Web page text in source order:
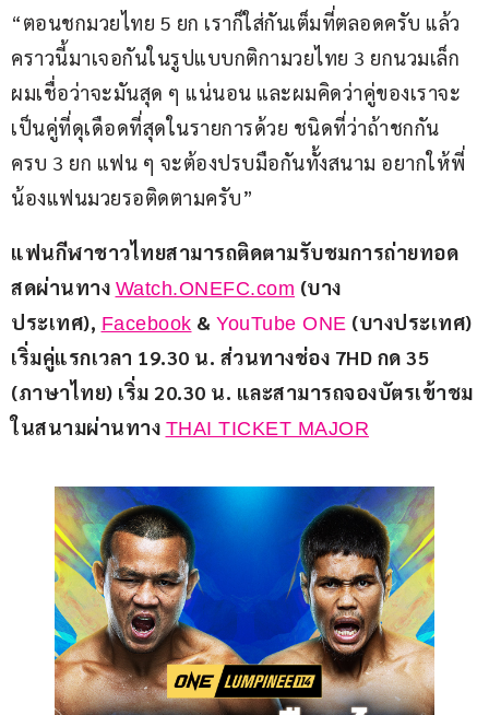
“ตอนชกมวยไทย 5 ยก เราก็ใส่กันเต็มที่ตลอดครับ แล้ว
คราวนี้มาเจอกันในรูปแบบกติกามวยไทย 3 ยกนวมเล็ก
ผมเชื่อว่าจะมันสุด ๆ แน่นอน และผมคิดว่าคู่ของเราจะ
เป็นคู่ที่ดุเดือดที่สุดในรายการด้วย ชนิดที่ว่าถ้าชกกัน
ครบ 3 ยก แฟน ๆ จะต้องปรบมือกันทั้งสนาม อยากให้พี่
น้องแฟนมวยรอติดตามครับ”
แฟนกีฬาชาวไทยสามารถติดตามรับชมการถ่ายทอด
สดผ่านทาง Watch.ONEFC.com (บาง
ประเทศ), Facebook & YouTube ONE (บางประเทศ)
เริ่มคู่แรกเวลา 19.30 น. ส่วนทางช่อง 7HD กด 35
(ภาษาไทย) เริ่ม 20.30 น. และสามารถจองบัตรเข้าชม
ในสนามผ่านทาง THAI TICKET MAJOR